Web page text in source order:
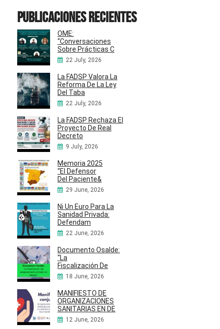
Publicaciones recientes
OME:
“Conversaciones
Sobre Prácticas C
22 July, 2026
La FADSP Valora La
Reforma De La Ley
Del Taba
22 July, 2026
La FADSP Rechaza El
Proyecto De Real
Decreto
9 July, 2026
Memoria 2025
“El Defensor
Del Paciente&
29 June, 2026
Ni Un Euro Para La
Sanidad Privada:
Defendam
22 June, 2026
Documento Osalde:
“La
Fiscalización De
18 June, 2026
MANIFIESTO DE
ORGANIZACIONES
SANITARIAS EN DE
12 June, 2026